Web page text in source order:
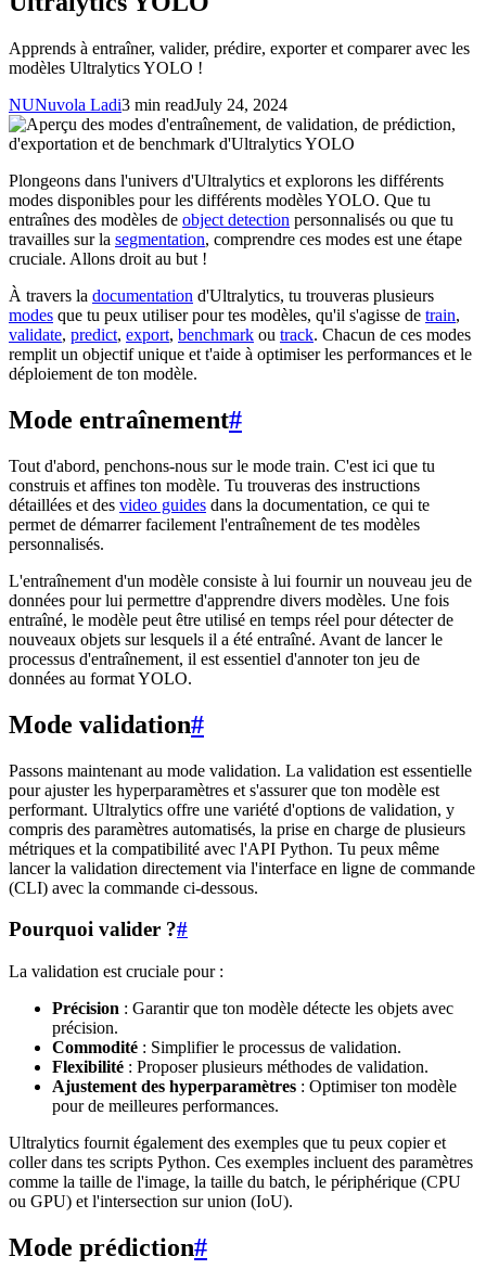
Apprends à entraîner, valider, prédire, exporter et comparer avec les
modèles Ultralytics YOLO !
NUNuvola Ladi3 min readJuly 24, 2024
Plongeons dans l'univers d'Ultralytics et explorons les différents
modes disponibles pour les différents modèles YOLO. Que tu
entraînes des modèles de object detection personnalisés ou que tu
travailles sur la segmentation, comprendre ces modes est une étape
cruciale. Allons droit au but !
À travers la documentation d'Ultralytics, tu trouveras plusieurs
modes que tu peux utiliser pour tes modèles, qu'il s'agisse de train,
validate, predict, export, benchmark ou track. Chacun de ces modes
remplit un objectif unique et t'aide à optimiser les performances et le
déploiement de ton modèle.
Mode entraînement#
Tout d'abord, penchons-nous sur le mode train. C'est ici que tu
construis et affines ton modèle. Tu trouveras des instructions
détaillées et des video guides dans la documentation, ce qui te
permet de démarrer facilement l'entraînement de tes modèles
personnalisés.
L'entraînement d'un modèle consiste à lui fournir un nouveau jeu de
données pour lui permettre d'apprendre divers modèles. Une fois
entraîné, le modèle peut être utilisé en temps réel pour détecter de
nouveaux objets sur lesquels il a été entraîné. Avant de lancer le
processus d'entraînement, il est essentiel d'annoter ton jeu de
données au format YOLO.
Mode validation#
Passons maintenant au mode validation. La validation est essentielle
pour ajuster les hyperparamètres et s'assurer que ton modèle est
performant. Ultralytics offre une variété d'options de validation, y
compris des paramètres automatisés, la prise en charge de plusieurs
métriques et la compatibilité avec l'API Python. Tu peux même
lancer la validation directement via l'interface en ligne de commande
(CLI) avec la commande ci-dessous.
Pourquoi valider ?#
La validation est cruciale pour :
Précision : Garantir que ton modèle détecte les objets avec
précision.
Commodité : Simplifier le processus de validation.
Flexibilité : Proposer plusieurs méthodes de validation.
Ajustement des hyperparamètres : Optimiser ton modèle
pour de meilleures performances.
Ultralytics fournit également des exemples que tu peux copier et
coller dans tes scripts Python. Ces exemples incluent des paramètres
comme la taille de l'image, la taille du batch, le périphérique (CPU
ou GPU) et l'intersection sur union (IoU).
Mode prédiction#